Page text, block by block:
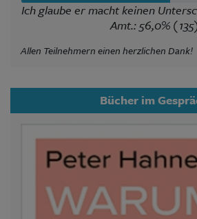
Ich glaube er macht keinen
Amt.: 56,0%
Allen Teilnehmern einen herzlichen Dank!
Bücher im